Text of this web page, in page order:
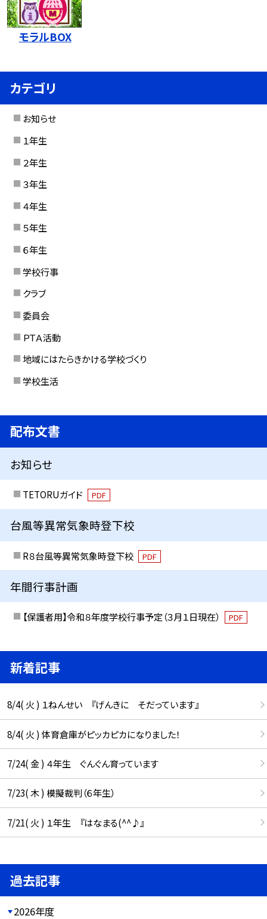
モラルBOX
カテゴリ
お知らせ
１年生
２年生
３年生
４年生
５年生
６年生
学校行事
クラブ
委員会
ＰＴＡ活動
地域にはたらきかける学校づくり
学校生活
配布文書
お知らせ
TETORUガイド PDF
台風等異常気象時登下校
R８台風等異常気象時登下校 PDF
年間行事計画
【保護者用】令和８年度学校行事予定（３月１日現在） PDF
新着記事
8/4( 火 ) １ねんせい 『げんきに そだっています』
8/4( 火 ) 体育倉庫がピッカピカになりました！
7/24( 金 ) ４年生 ぐんぐん育っています
7/23( 木 ) 模擬裁判（６年生）
7/21( 火 ) １年生 『はなまる(^^♪』
過去記事
2026年度